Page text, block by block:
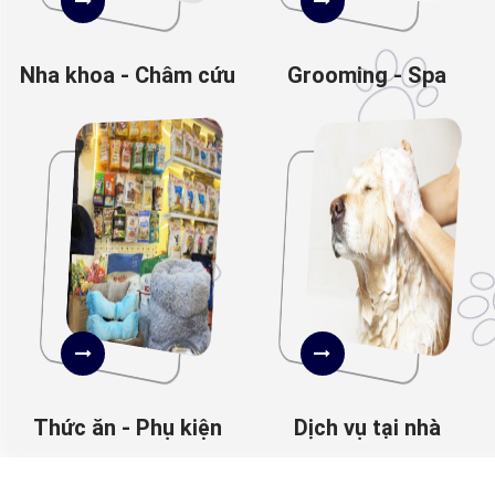
Nha khoa - Châm cứu Grooming - Spa
Thức ăn - Phụ kiện Dịch vụ tại nhà